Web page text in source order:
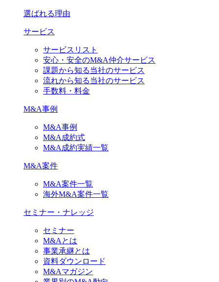
選ばれる理由
サービス
サービスリスト
安心・安全のM&A仲介サービス
課題から知る当社のサービス
流れから知る当社のサービス
手数料・料金
M&A事例
M&A事例
M&A成約式
M&A成約実績一覧
M&A案件
M&A案件一覧
海外M&A案件一覧
セミナー・ナレッジ
セミナー
M&Aとは
事業承継とは
資料ダウンロード
M&Aマガジン